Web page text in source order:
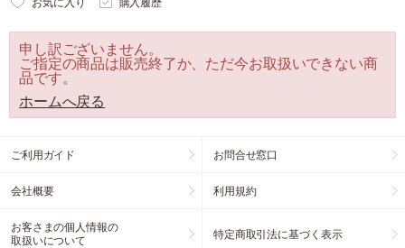
申し訳ございません。
ご指定の商品は販売終了か、ただ今お取扱いできない商
品です。
ホームへ戻る
ご利用ガイド お問合せ窓口
会社概要 利用規約
お客さまの個人情報の
取扱いについて
特定商取引法に基づく表示